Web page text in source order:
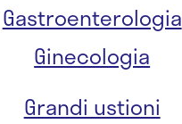
Gastroenterologia
Ginecologia
Grandi ustioni